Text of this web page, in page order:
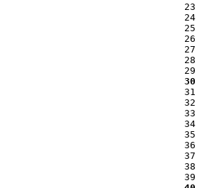
23
24
25
26
27
28
29
30
31
32
33
34
35
36
37
38
39